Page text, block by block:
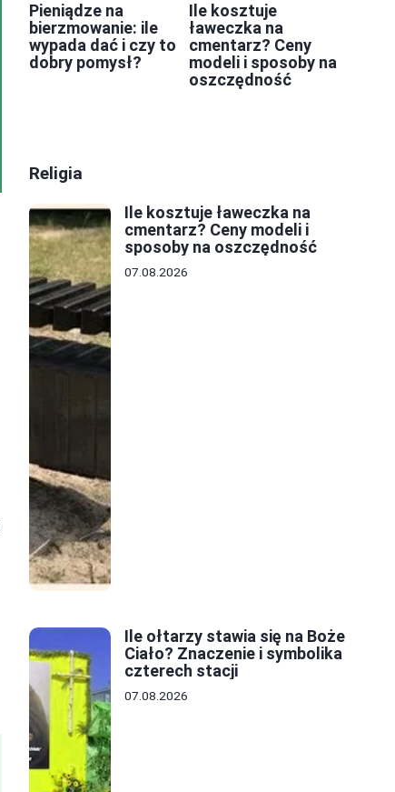
Pieniądze na
bierzmowanie: ile
wypada dać i czy to
dobry pomysł?
Ile kosztuje
ławeczka na
cmentarz? Ceny
modeli i sposoby na
oszczędność
Religia
Ile kosztuje ławeczka na
cmentarz? Ceny modeli i
sposoby na oszczędność
07.08.2026
Ile ołtarzy stawia się na Boże
Ciało? Znaczenie i symbolika
czterech stacji
07.08.2026